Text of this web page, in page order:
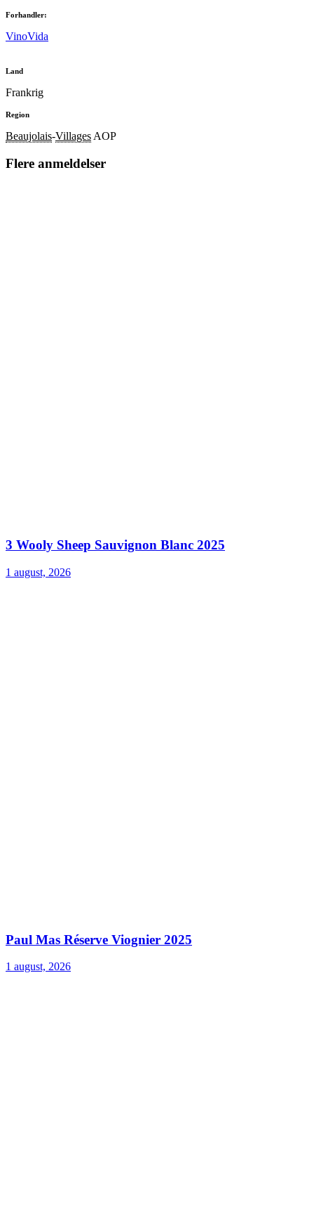
Forhandler:
VinoVida
Land
Frankrig
Region
Beaujolais-Villages AOP
Flere anmeldelser
3 Wooly Sheep Sauvignon Blanc 2025
1 august, 2026
Paul Mas Réserve Viognier 2025
1 august, 2026